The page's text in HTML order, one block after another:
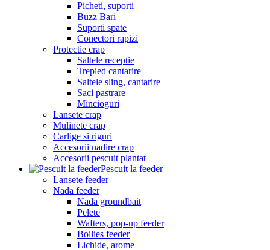
Picheti, suporti
Buzz Bari
Suporti spate
Conectori rapizi
Protectie crap
Saltele receptie
Trepied cantarire
Saltele sling, cantarire
Saci pastrare
Mincioguri
Lansete crap
Mulinete crap
Carlige si riguri
Accesorii nadire crap
Accesorii pescuit plantat
Pescuit la feeder
Lansete feeder
Nada feeder
Nada groundbait
Pelete
Wafters, pop-up feeder
Boilies feeder
Lichide, arome